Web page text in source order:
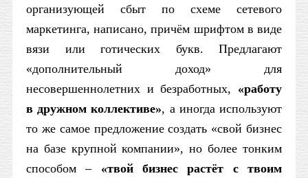
организующей сбыт по схеме сетевого
маркетинга, написано, причём шрифтом в виде
вязи или готических букв. Предлагают
«дополнительный доход» для
несовершеннолетних и безработных, «работу
в дружном коллективе», а иногда используют
то же самое предложение создать «свой бизнес
на базе крупной компании», но более тонким
способом – «твой бизнес растёт с твоим